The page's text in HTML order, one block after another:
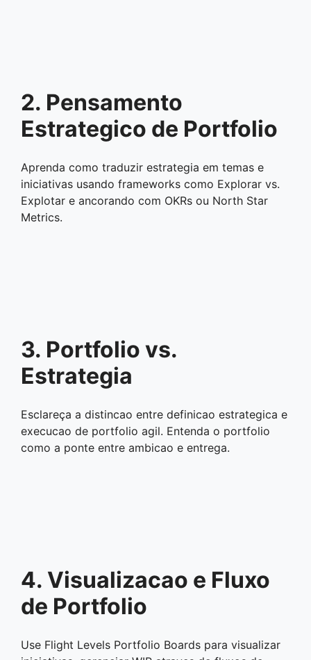
2. Pensamento
Estrategico de Portfolio
Aprenda como traduzir estrategia em temas e
iniciativas usando frameworks como Explorar vs.
Explotar e ancorando com OKRs ou North Star
Metrics.
3. Portfolio vs.
Estrategia
Esclareça a distincao entre definicao estrategica e
execucao de portfolio agil. Entenda o portfolio
como a ponte entre ambicao e entrega.
4. Visualizacao e Fluxo
de Portfolio
Use Flight Levels Portfolio Boards para visualizar